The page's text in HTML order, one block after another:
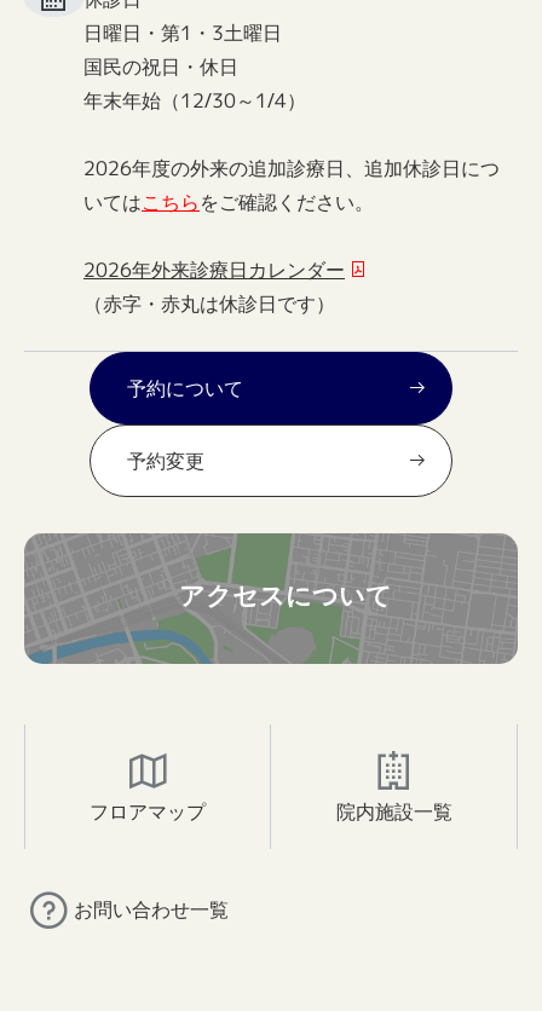
日曜日・第1・3土曜日
国民の祝日・休日
年末年始（12/30～1/4）
2026年度の外来の追加診療日、追加休診日につ
いてはこちらをご確認ください。
2026年外来診療日カレンダー
（赤字・赤丸は休診日です）
予約について
予約変更
アクセスについて
フロアマップ 院内施設一覧
お問い合わせ一覧